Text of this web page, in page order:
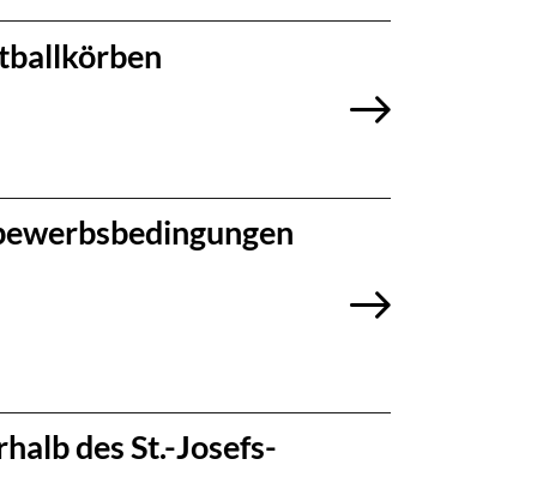
des St.-Josefs-